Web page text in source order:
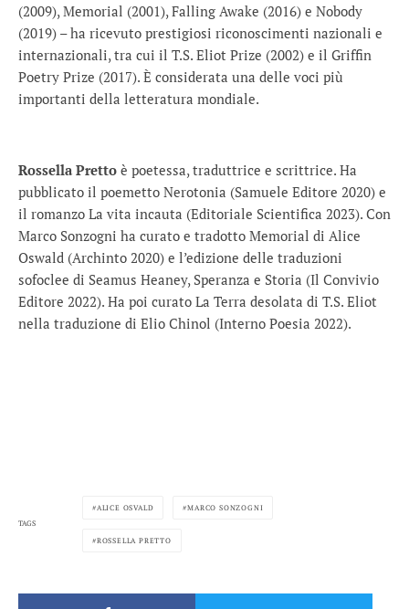
(2009), Memorial (2001), Falling Awake (2016) e Nobody
(2019) – ha ricevuto prestigiosi riconoscimenti nazionali e
internazionali, tra cui il T.S. Eliot Prize (2002) e il Griffin
Poetry Prize (2017). È considerata una delle voci più
importanti della letteratura mondiale.
Rossella Pretto è poetessa, traduttrice e scrittrice. Ha
pubblicato il poemetto Nerotonia (Samuele Editore 2020) e
il romanzo La vita incauta (Editoriale Scientifica 2023). Con
Marco Sonzogni ha curato e tradotto Memorial di Alice
Oswald (Archinto 2020) e l’edizione delle traduzioni
sofoclee di Seamus Heaney, Speranza e Storia (Il Convivio
Editore 2022). Ha poi curato La Terra desolata di T.S. Eliot
nella traduzione di Elio Chinol (Interno Poesia 2022).
TAGS
ALICE OSVALD MARCO SONZOGNI
ROSSELLA PRETTO